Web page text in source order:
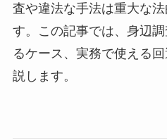
査や違法な手法は重大な
す。この記事では、身辺
るケース、実務で使える
説します。